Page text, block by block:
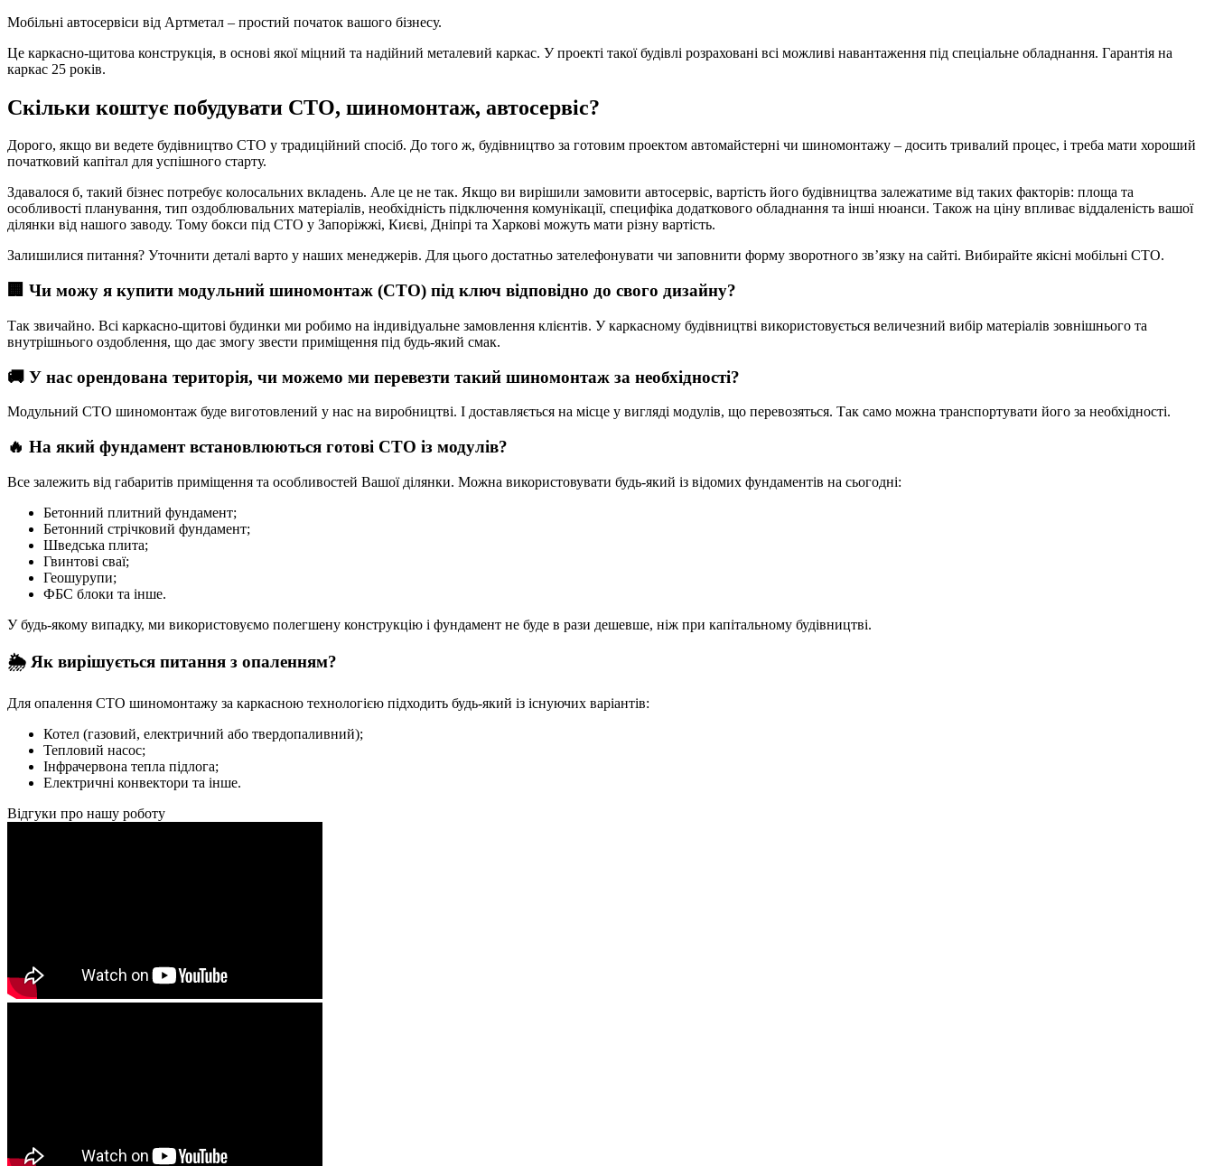
Мобільні автосервіси від Артметал – простий початок вашого бізнесу.
Це каркасно-щитова конструкція, в основі якої міцний та надійний металевий каркас. У проекті такої будівлі розраховані всі можливі навантаження під спеціальне обладнання. Гарантія на
каркас 25 років.
Скільки коштує побудувати СТО, шиномонтаж, автосервіс?
Дорого, якщо ви ведете будівництво СТО у традиційний спосіб. До того ж, будівництво за готовим проектом автомайстерні чи шиномонтажу – досить тривалий процес, і треба мати хороший
початковий капітал для успішного старту.
Здавалося б, такий бізнес потребує колосальних вкладень. Але це не так. Якщо ви вирішили замовити автосервіс, вартість його будівництва залежатиме від таких факторів: площа та
особливості планування, тип оздоблювальних матеріалів, необхідність підключення комунікації, специфіка додаткового обладнання та інші нюанси. Також на ціну впливає віддаленість вашої
ділянки від нашого заводу. Тому бокси під СТО у Запоріжжі, Києві, Дніпрі та Харкові можуть мати різну вартість.
Залишилися питання? Уточнити деталі варто у наших менеджерів. Для цього достатньо зателефонувати чи заповнити форму зворотного зв’язку на сайті. Вибирайте якісні мобільні СТО.
🏢 Чи можу я купити модульний шиномонтаж (СТО) під ключ відповідно до свого дизайну?
Так звичайно. Всі каркасно-щитові будинки ми робимо на індивідуальне замовлення клієнтів. У каркасному будівництві використовується величезний вибір матеріалів зовнішнього та
внутрішнього оздоблення, що дає змогу звести приміщення під будь-який смак.
🚚 У нас орендована територія, чи можемо ми перевезти такий шиномонтаж за необхідності?
Модульний СТО шиномонтаж буде виготовлений у нас на виробництві. І доставляється на місце у вигляді модулів, що перевозяться. Так само можна транспортувати його за необхідності.
🔥 На який фундамент встановлюються готові СТО із модулів?
Все залежить від габаритів приміщення та особливостей Вашої ділянки. Можна використовувати будь-який із відомих фундаментів на сьогодні:
Бетонний плитний фундамент;
Бетонний стрічковий фундамент;
Шведська плита;
Гвинтові сваї;
Геошурупи;
ФБС блоки та інше.
У будь-якому випадку, ми використовуємо полегшену конструкцію і фундамент не буде в рази дешевше, ніж при капітальному будівництві.
🌦 Як вирішується питання з опаленням?
Для опалення СТО шиномонтажу за каркасною технологією підходить будь-який із існуючих варіантів:
Котел (газовий, електричний або твердопаливний);
Тепловий насос;
Інфрачервона тепла підлога;
Електричні конвектори та інше.
Відгуки про нашу роботу